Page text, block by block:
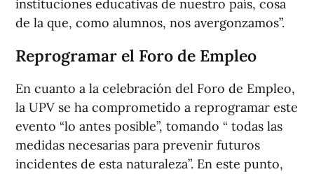
instituciones educativas de nuestro país, cosa
de la que, como alumnos, nos avergonzamos”.
Reprogramar el Foro de Empleo
En cuanto a la celebración del Foro de Empleo,
la UPV se ha comprometido a reprogramar este
evento “lo antes posible”, tomando “ todas las
medidas necesarias para prevenir futuros
incidentes de esta naturaleza”. En este punto,